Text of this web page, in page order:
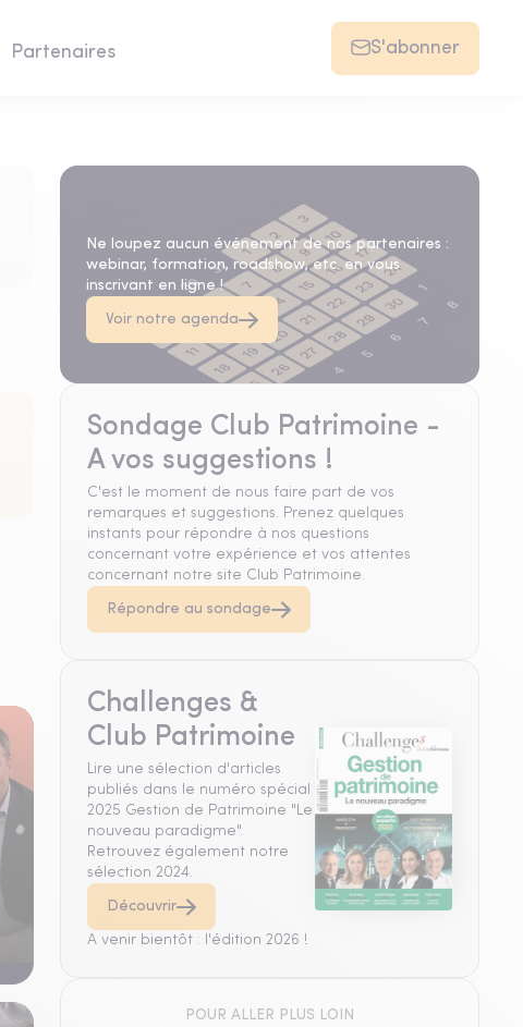
Partenaires S'abonner
Ne loupez aucun événement de nos partenaires :
webinar, formation, roadshow, etc. en vous
inscrivant en ligne !
Voir notre agenda
Sondage Club Patrimoine -
A vos suggestions !
C'est le moment de nous faire part de vos
remarques et suggestions. Prenez quelques
instants pour répondre à nos questions
concernant votre expérience et vos attentes
concernant notre site Club Patrimoine.
Répondre au sondage
Challenges &
Club Patrimoine
Lire une sélection d'articles
publiés dans le numéro spécial
2025 Gestion de Patrimoine "Le
nouveau paradigme".
Retrouvez également notre
sélection 2024.
Découvrir
A venir bientôt : l'édition 2026 !
POUR ALLER PLUS LOIN